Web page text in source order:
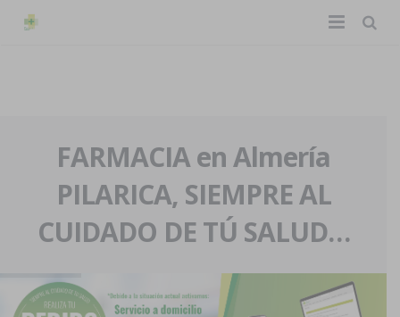
La farmacia
Nuestra historia
Nuestro equipo
Eventos
Servicios y reservas
Pedidos express
Blog
FARMACIA en Almería
PILARICA, SIEMPRE AL
CUIDADO DE TÚ SALUD…